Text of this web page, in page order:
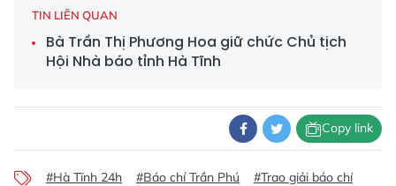
TIN LIÊN QUAN
Bà Trần Thị Phương Hoa giữ chức Chủ tịch
Hội Nhà báo tỉnh Hà Tĩnh
Copy link
#Hà Tĩnh 24h #Báo chí Trần Phú #Trao giải báo chí